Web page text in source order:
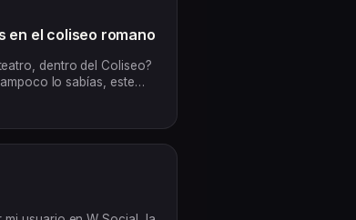
en el coliseo romano
dentro del Coliseo?
lo sabías, este